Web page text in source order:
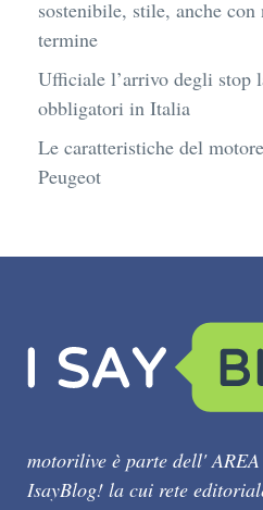
sostenibile, stile, anche
termine
Ufficiale l’arrivo degli stop
obbligatori in Italia
Le caratteristiche del
Peugeot
motorilive è parte dell' AREA
IsayBlog! la cui rete